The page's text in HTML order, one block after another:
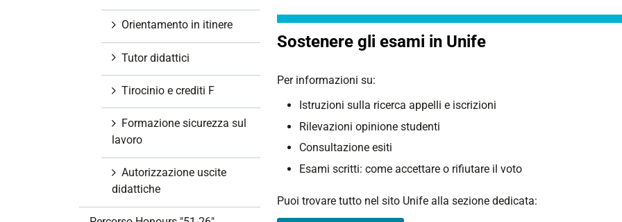
Sostenere gli esami in Unife
Per informazioni su:
Istruzioni sulla ricerca appelli e iscrizioni
Rilevazioni opinione studenti
Consultazione esiti
Esami scritti: come accettare o rifiutare il voto
Puoi trovare tutto nel sito Unife alla sezione dedicata:
Orientamento in itinere
Tutor didattici
Tirocinio e crediti F
Formazione sicurezza sul
lavoro
Autorizzazione uscite
didattiche